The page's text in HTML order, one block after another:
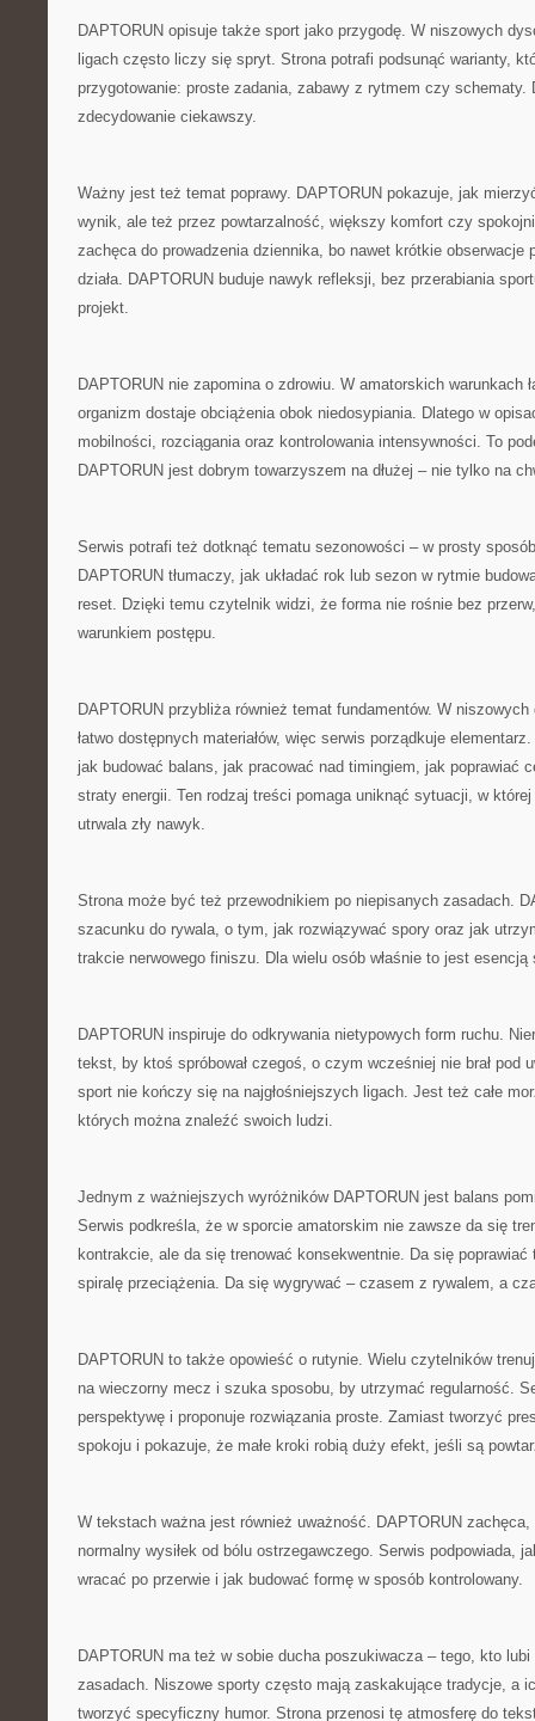
DAPTORUN opisuje także sport jako przygodę. W niszowych
ligach często liczy się spryt. Strona potrafi podsunąć warianty,
przygotowanie: proste zadania, zabawy z rytmem czy schematy.
zdecydowanie ciekawszy.
Ważny jest też temat poprawy. DAPTORUN pokazuje, jak
wynik, ale też przez powtarzalność, większy komfort czy
zachęca do prowadzenia dziennika, bo nawet krótkie obserwacje
działa. DAPTORUN buduje nawyk refleksji, bez przerabiania
projekt.
DAPTORUN nie zapomina o zdrowiu. W amatorskich warunkach
organizm dostaje obciążenia obok niedosypiania. Dlatego w
mobilności, rozciągania oraz kontrolowania intensywności. To
DAPTORUN jest dobrym towarzyszem na dłużej – nie tylko na
Serwis potrafi też dotknąć tematu sezonowości – w prosty
DAPTORUN tłumaczy, jak układać rok lub sezon w rytmie
reset. Dzięki temu czytelnik widzi, że forma nie rośnie bez
warunkiem postępu.
DAPTORUN przybliża również temat fundamentów. W
łatwo dostępnych materiałów, więc serwis porządkuje
jak budować balans, jak pracować nad timingiem, jak poprawiać
straty energii. Ten rodzaj treści pomaga uniknąć sytuacji, w
utrwala zły nawyk.
Strona może być też przewodnikiem po niepisanych zasadach.
szacunku do rywala, o tym, jak rozwiązywać spory oraz jak
trakcie nerwowego finiszu. Dla wielu osób właśnie to jest esencją
DAPTORUN inspiruje do odkrywania nietypowych form ruchu.
tekst, by ktoś spróbował czegoś, o czym wcześniej nie brał pod
sport nie kończy się na najgłośniejszych ligach. Jest też całe
których można znaleźć swoich ludzi.
Jednym z ważniejszych wyróżników DAPTORUN jest balans
Serwis podkreśla, że w sporcie amatorskim nie zawsze da się
kontrakcie, ale da się trenować konsekwentnie. Da się
spiralę przeciążenia. Da się wygrywać – czasem z rywalem, a
DAPTORUN to także opowieść o rutynie. Wielu czytelników
na wieczorny mecz i szuka sposobu, by utrzymać regularność.
perspektywę i proponuje rozwiązania proste. Zamiast tworzyć
spokoju i pokazuje, że małe kroki robią duży efekt, jeśli są
W tekstach ważna jest również uważność. DAPTORUN zachęca,
normalny wysiłek od bólu ostrzegawczego. Serwis podpowiada,
wracać po przerwie i jak budować formę w sposób kontrolowany.
DAPTORUN ma też w sobie ducha poszukiwacza – tego, kto
zasadach. Niszowe sporty często mają zaskakujące tradycje, a
tworzyć specyficzny humor. Strona przenosi tę atmosferę do